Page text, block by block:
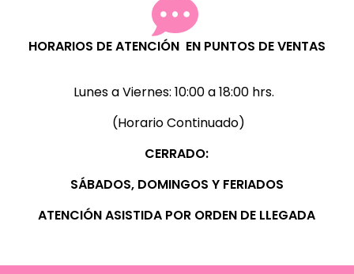
HORARIOS DE ATENCIÓN EN PUNTOS DE VENTAS
Lunes a Viernes: 10:00 a 18:00 hrs.
(Horario Continuado)
CERRADO:
SÁBADOS, DOMINGOS Y FERIADOS
ATENCIÓN ASISTIDA POR ORDEN DE LLEGADA